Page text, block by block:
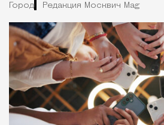
Город Редакция Москвич Mag